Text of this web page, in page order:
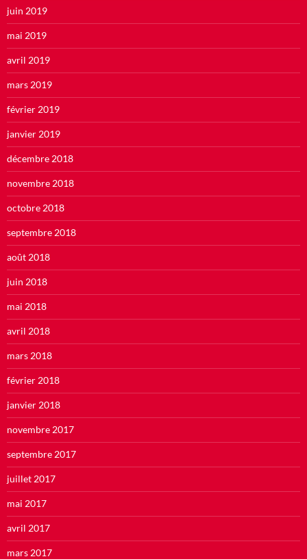
juin 2019
mai 2019
avril 2019
mars 2019
février 2019
janvier 2019
décembre 2018
novembre 2018
octobre 2018
septembre 2018
août 2018
juin 2018
mai 2018
avril 2018
mars 2018
février 2018
janvier 2018
novembre 2017
septembre 2017
juillet 2017
mai 2017
avril 2017
mars 2017